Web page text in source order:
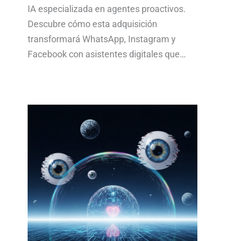
IA especializada en agentes proactivos.
Descubre cómo esta adquisición
transformará WhatsApp, Instagram y
Facebook con asistentes digitales que…